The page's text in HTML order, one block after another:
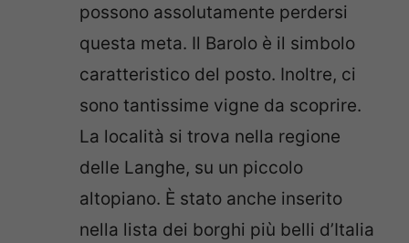
possono assolutamente perdersi
questa meta. Il Barolo è il simbolo
caratteristico del posto. Inoltre, ci
sono tantissime vigne da scoprire.
La località si trova nella regione
delle Langhe, su un piccolo
altopiano. È stato anche inserito
nella lista dei borghi più belli d’Italia